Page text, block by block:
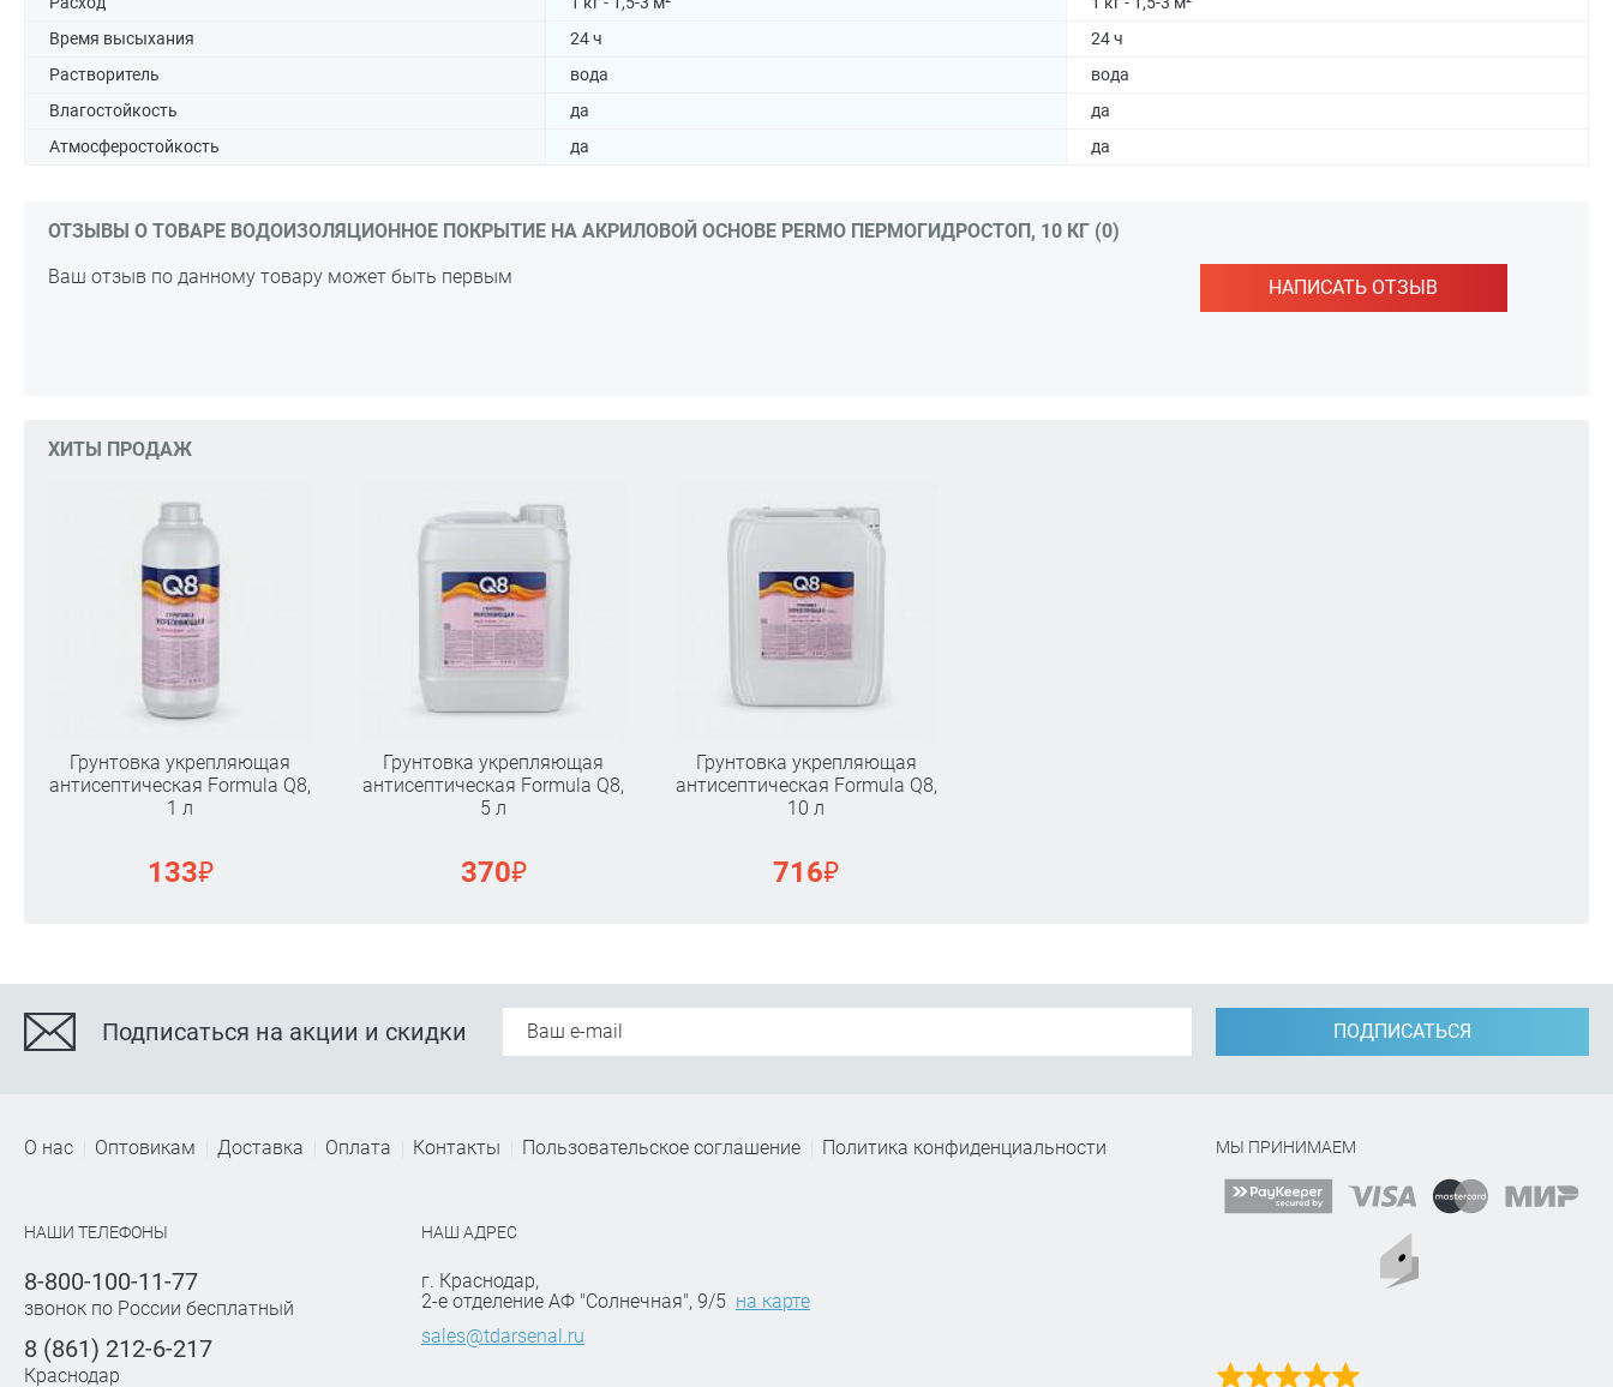
Время высыхания
24 ч
24 ч
Растворитель
вода
вода
Влагостойкость
да
да
Атмосферостойкость
да да
ОТЗЫВЫ О ТОВАРЕ ВОДОИЗОЛЯЦИОННОЕ ПОКРЫТИЕ НА АКРИЛОВОЙ ОСНОВЕ PERMO ПЕРМОГИДРОСТОП, 10 КГ (0)
НАПИСАТЬ ОТЗЫВ
Ваш отзыв по данному товару может быть первым
ХИТЫ ПРОДАЖ
Грунтовка укрепляющая
антисептическая Formula Q8,
1 л
133₽
Грунтовка укрепляющая
антисептическая Formula Q8,
5 л
370₽
Грунтовка укрепляющая
антисептическая Formula Q8,
10 л
716₽
Подписаться на акции и скидки ПОДПИСАТЬСЯ
О нас Оптовикам Доставка Оплата Контакты Пользовательское соглашение Политика конфиденциальности
НАШИ ТЕЛЕФОНЫ
8-800-100-11-77
звонок по России бесплатный
8 (861) 212-6-217
Краснодар
НАШ АДРЕС
г. Краснодар,
2-е отделение АФ "Солнечная", 9/5 на карте
sales@tdarsenal.ru
МЫ ПРИНИМАЕМ